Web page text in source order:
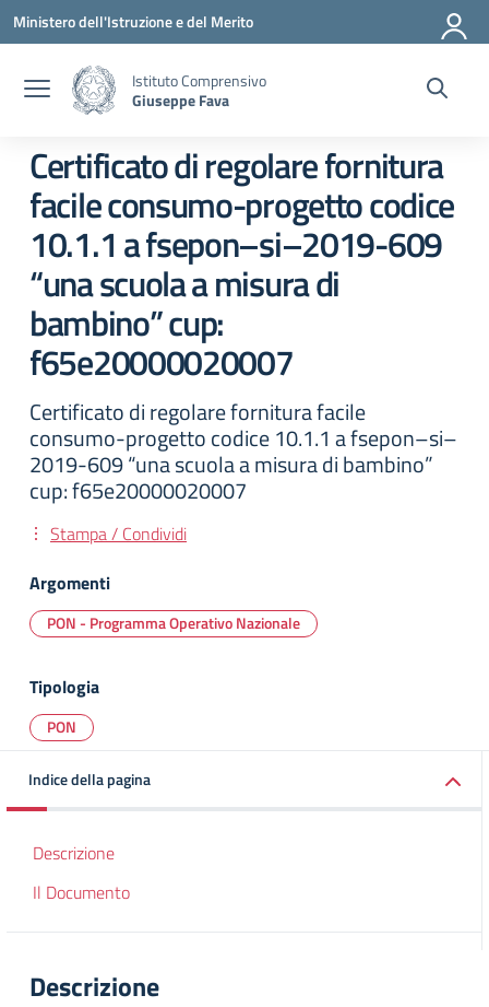
Vai ai contenuti
Vai al menu di navigazione
Vai al footer
Ministero dell'Istruzione e del Merito
Istituto Comprensivo
Giuseppe Fava
Certificato di regolare fornitura
facile consumo-progetto codice
10.1.1 a fsepon–si–2019-609
“una scuola a misura di
bambino” cup:
f65e20000020007
Certificato di regolare fornitura facile
consumo-progetto codice 10.1.1 a fsepon–si–
2019-609 “una scuola a misura di bambino”
cup: f65e20000020007
Stampa / Condividi
Argomenti
PON - Programma Operativo Nazionale
Tipologia
PON
Indice della pagina
Descrizione
Il Documento
Descrizione